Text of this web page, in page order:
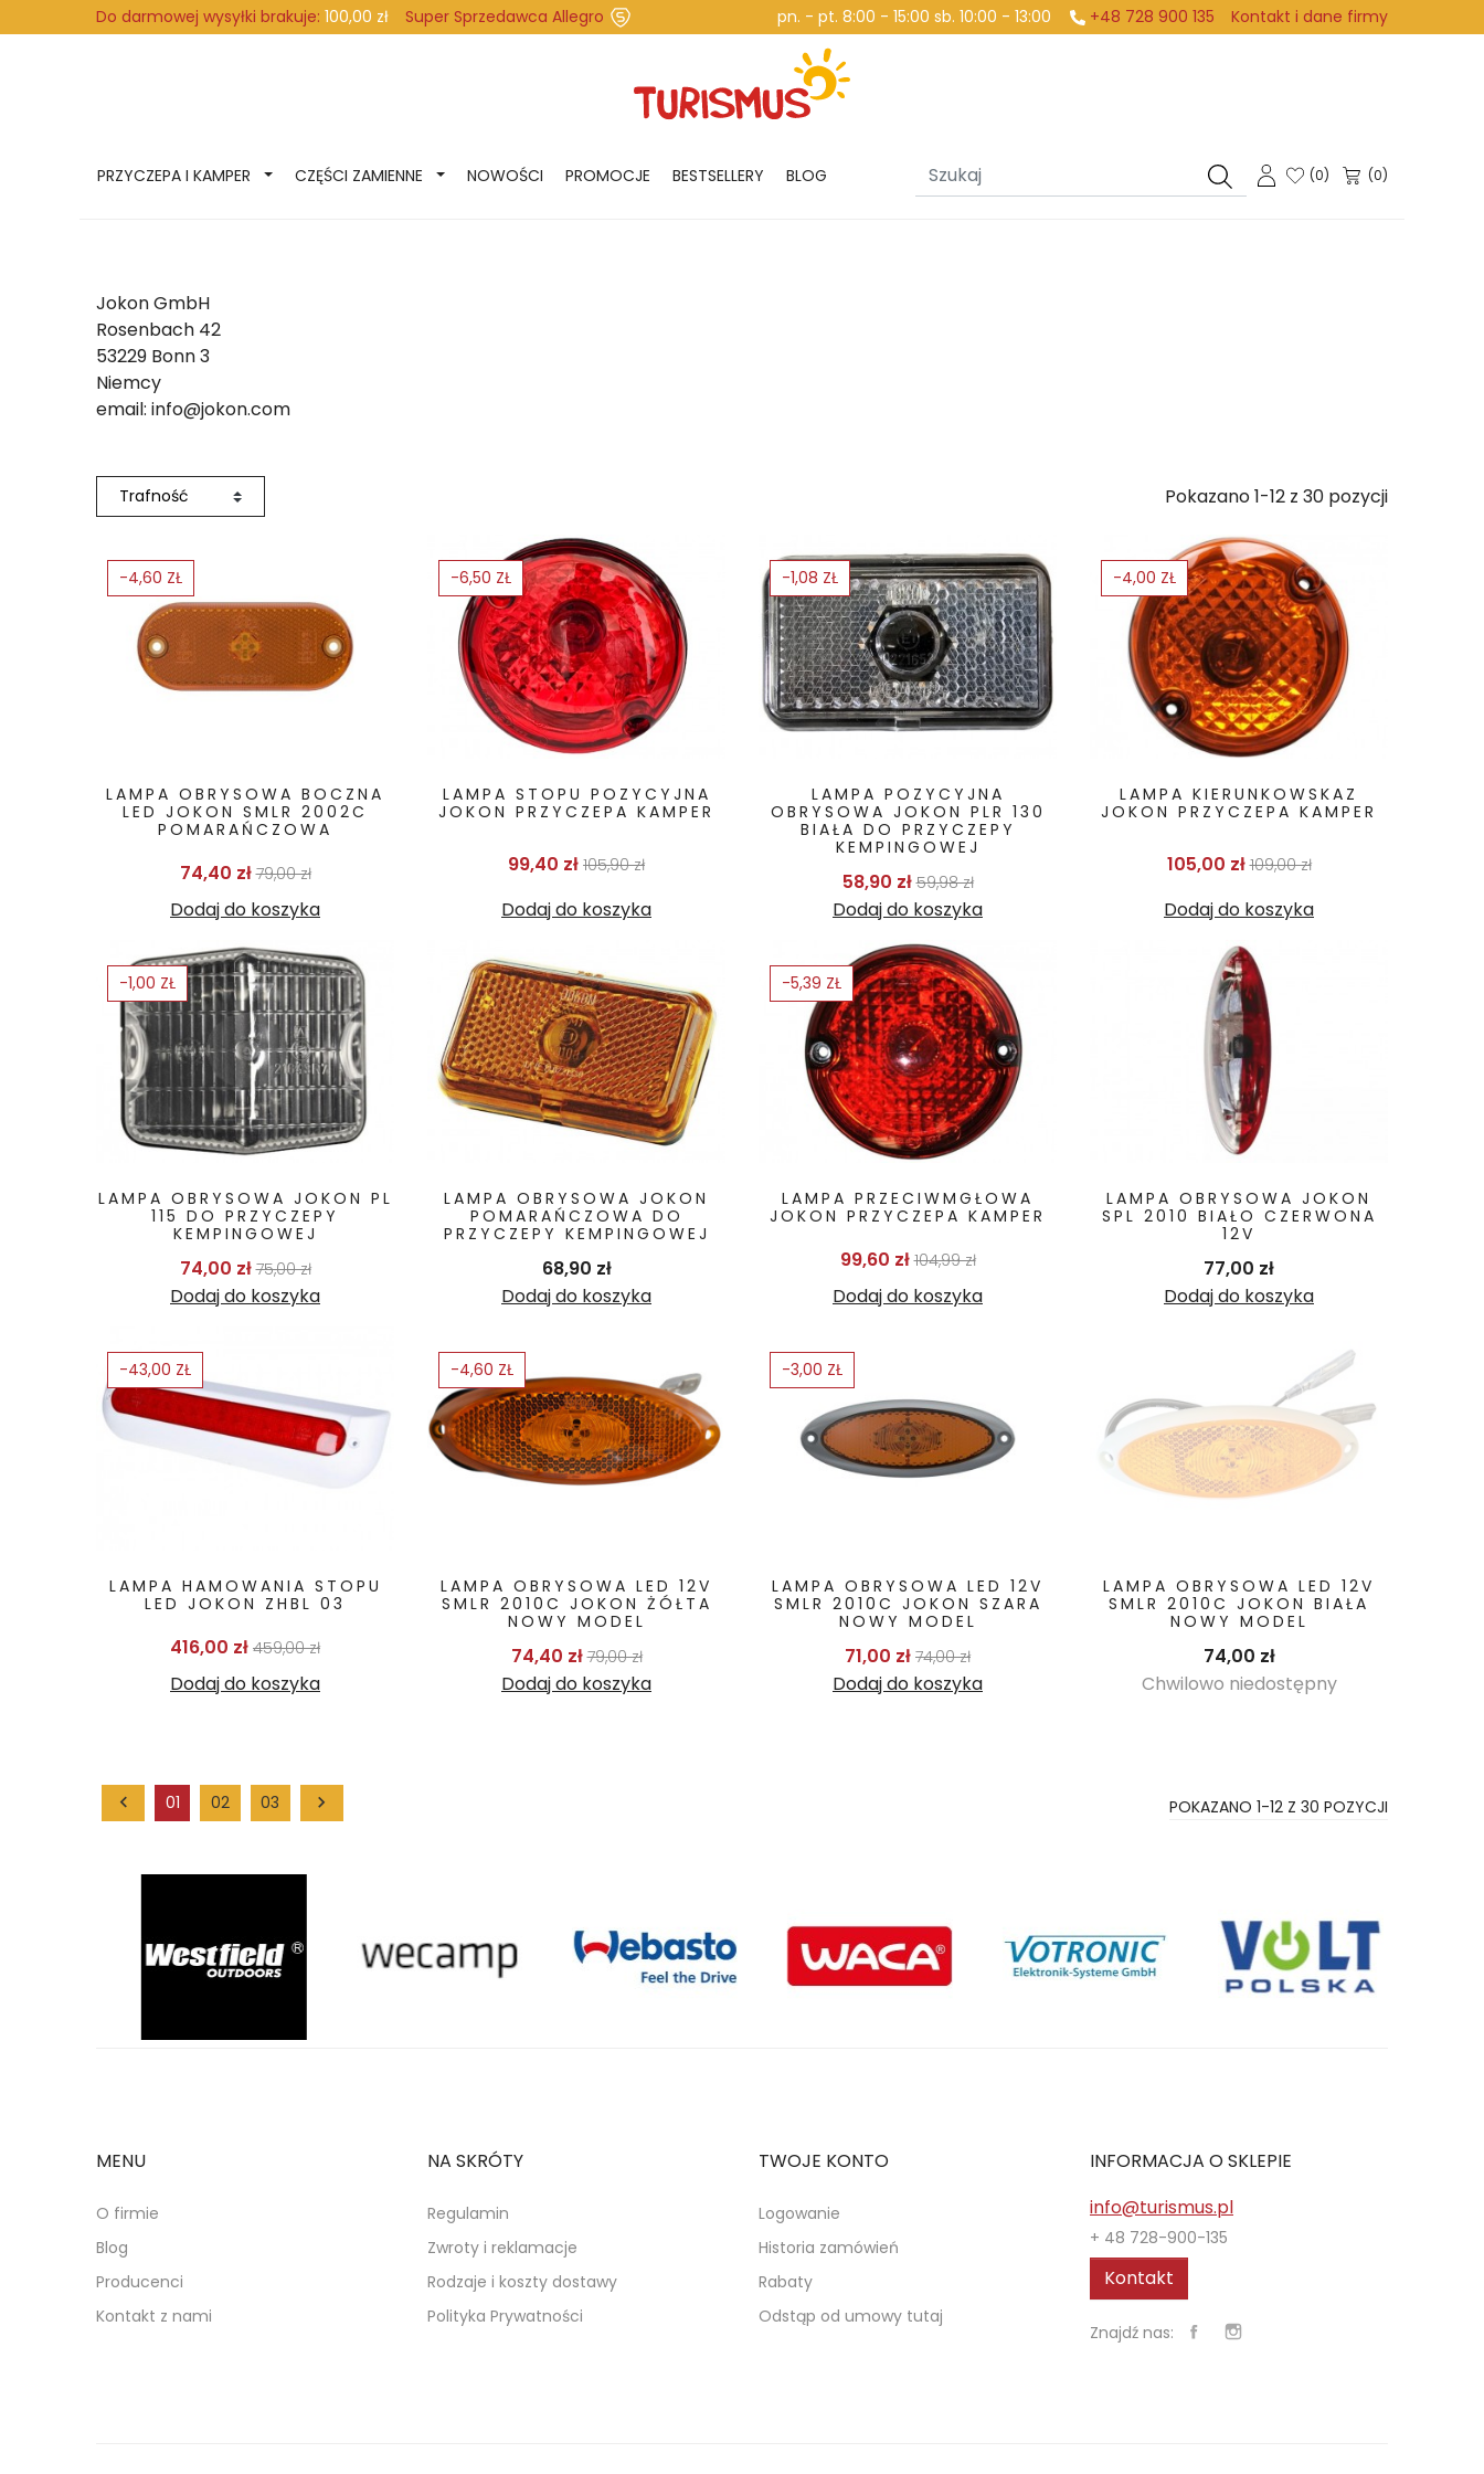
Do darmowej wysyłki brakuje: 100,00 zł Super Sprzedawca Allegro pn. - pt. 8:00 - 15:00 sb. 10:00 - 13:00 +48 728 900 135 Kontakt i dane firmy
PRZYCZEPA I KAMPER CZĘŚCI ZAMIENNE NOWOŚCI PROMOCJE BESTSELLERY BLOG (0) (0)
Jokon GmbH
Rosenbach 42
53229 Bonn 3
Niemcy
email: info@jokon.com
Pokazano 1-12 z 30 pozycji
LAMPA OBRYSOWA BOCZNA
LED JOKON SMLR 2002C
POMARAŃCZOWA
74,40 złCena podstawowa
79,00 złCena
Dodaj do koszyka
-4,60 ZŁ
LAMPA STOPU POZYCYJNA
JOKON PRZYCZEPA KAMPER
99,40 złCena podstawowa
105,90 złCena
Dodaj do koszyka
-6,50 ZŁ
LAMPA POZYCYJNA
OBRYSOWA JOKON PLR 130
BIAŁA DO PRZYCZEPY
KEMPINGOWEJ
58,90 złCena podstawowa
59,98 złCena
Dodaj do koszyka
-1,08 ZŁ
LAMPA KIERUNKOWSKAZ
JOKON PRZYCZEPA KAMPER
105,00 złCena podstawowa
109,00 złCena
Dodaj do koszyka
-4,00 ZŁ
LAMPA OBRYSOWA JOKON PL
115 DO PRZYCZEPY
KEMPINGOWEJ
74,00 złCena podstawowa
75,00 złCena
Dodaj do koszyka
-1,00 ZŁ
LAMPA OBRYSOWA JOKON
POMARAŃCZOWA DO
PRZYCZEPY KEMPINGOWEJ
68,90 złCena
Dodaj do koszyka
LAMPA PRZECIWMGŁOWA
JOKON PRZYCZEPA KAMPER
99,60 złCena podstawowa
104,99 złCena
Dodaj do koszyka
-5,39 ZŁ
LAMPA OBRYSOWA JOKON
SPL 2010 BIAŁO CZERWONA
12V
77,00 złCena
Dodaj do koszyka
LAMPA HAMOWANIA STOPU
LED JOKON ZHBL 03
416,00 złCena podstawowa
459,00 złCena
Dodaj do koszyka
-43,00 ZŁ
LAMPA OBRYSOWA LED 12V
SMLR 2010C JOKON ŻÓŁTA
NOWY MODEL
74,40 złCena podstawowa
79,00 złCena
Dodaj do koszyka
-4,60 ZŁ
LAMPA OBRYSOWA LED 12V
SMLR 2010C JOKON SZARA
NOWY MODEL
71,00 złCena podstawowa
74,00 złCena
Dodaj do koszyka
-3,00 ZŁ
LAMPA OBRYSOWA LED 12V
SMLR 2010C JOKON BIAŁA
NOWY MODEL
74,00 złCena
Chwilowo niedostępny
 01 02 03  POKAZANO 1-12 Z 30 POZYCJI
MENU
O firmie
Blog
Producenci
Kontakt z nami
NA SKRÓTY
Regulamin
Zwroty i reklamacje
Rodzaje i koszty dostawy
Polityka Prywatności
TWOJE KONTO
Logowanie
Historia zamówień
Rabaty
Odstąp od umowy tutaj
INFORMACJA O SKLEPIE
info@turismus.pl
+ 48 728-900-135
Kontakt
Znajdź nas: